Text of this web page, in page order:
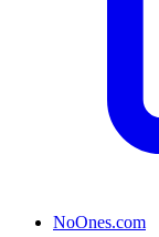
NoOnes.com